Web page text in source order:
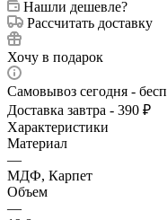
Нашли дешевле?
Рассчитать доставку
Хочу в подарок
Самовывоз сегодня -
Доставка завтра - 390 ₽
Характеристики
Материал
—
МДФ, Карпет
Объем
—